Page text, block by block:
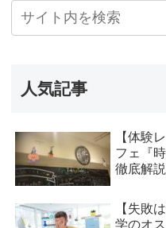
人気記事
【体験
フェ『
徹底解説
【失敗
学のオ